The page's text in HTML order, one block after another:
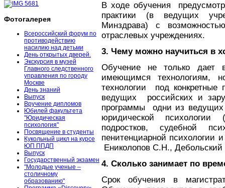
Фотогалерея
Всероссийский форум по
противодействию
насилию над детьми
День открытых дверей.
Экскурсия в музей
Главного следственного
управления по городу
Москве
День знаний
Выпуск
Вручение дипломов
Юбилей факультета
"Юридическая
психология"
Посвящение в студенты
Кукольный цикл на курсе
ЮП ППДП
Выпуск
Государственный экзамен
"Молодые ученые –
столичному
образованию"
В ходе обучения
практики (в ведущих
Минздрава) с
отраслевых учреждениях.
3. Чему можно научиться в
Обучение не только дает
имеющимся технологиям,
технологии под конкретные
ведущих российских и
программы одни из ведущих
юридической
подростков, судебной
пенитенциарной
Ениколопов С.Н.,
4. Сколько занимает по
Срок обучения в